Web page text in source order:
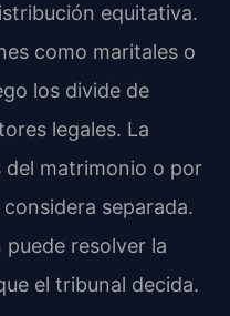
equitativa.
como maritales o
los divide de
legales. La
del matrimonio o por
separada.
resolver la
el tribunal decida.